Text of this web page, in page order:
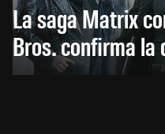
La saga Matrix
Bros. confirma la